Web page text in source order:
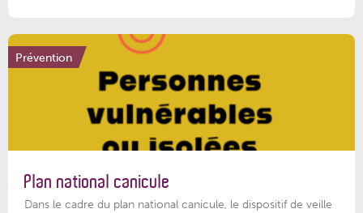
Prévention
Plan national canicule
Dans le cadre du plan national canicule, le dispositif de veille